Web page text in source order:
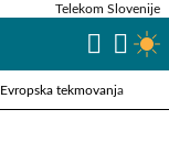
Evropska tekmovanja
Telekom Slovenije